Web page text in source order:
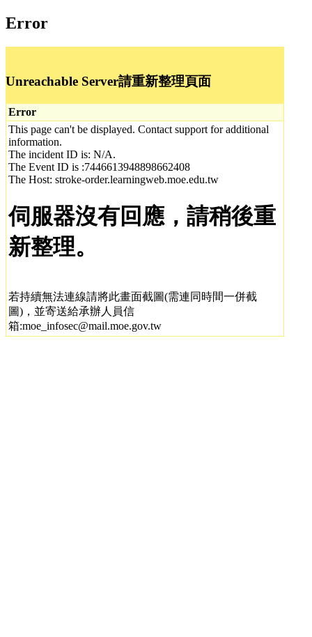
Error
Unreachable Server請重新整理頁面
Error
This page can't be displayed. Contact support for additional
information.
The incident ID is: N/A.
The Event ID is :7446613948898662408
The Host: stroke-order.learningweb.moe.edu.tw
伺服器沒有回應，請稍後重
新整理。
若持續無法連線請將此畫面截圖(需連同時間一併截
圖)，並寄送給承辦人員信
箱:moe_infosec@mail.moe.gov.tw